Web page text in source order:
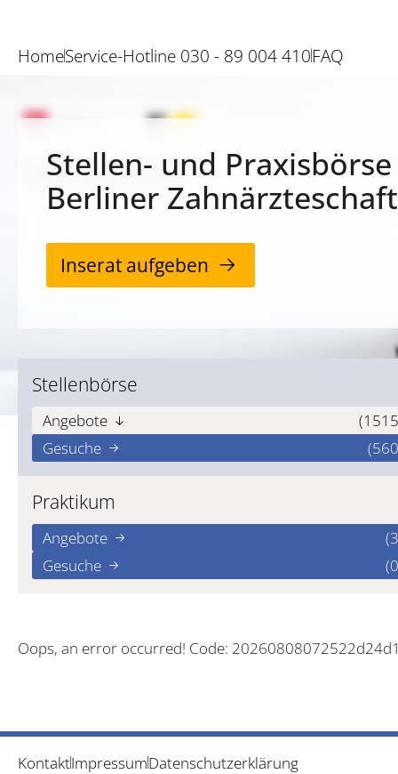
HomeService-Hotline 030 - 89 004 410FAQ
Stellen- und
Berliner Zahnärzteschaft
Inserat aufgeben
Stellenbörse
Angebote
Gesuche
Praktikum
Angebote
Gesuche
Oops, an error occurred! Code:
KontaktImpressumDatenschutzerklärung